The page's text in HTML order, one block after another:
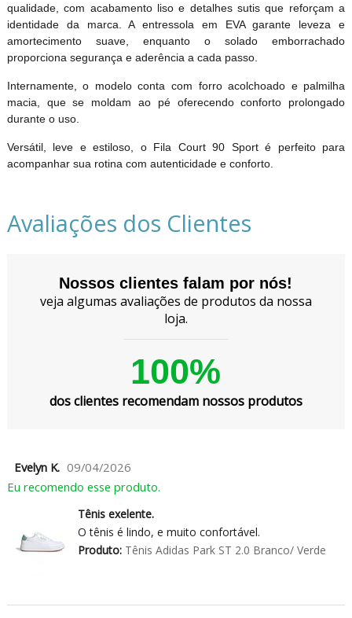
qualidade, com acabamento liso e detalhes sutis que reforçam a
identidade da marca. A entressola em EVA garante leveza e
amortecimento suave, enquanto o solado emborrachado
proporciona segurança e aderência a cada passo.
Internamente, o modelo conta com forro acolchoado e palmilha
macia, que se moldam ao pé oferecendo conforto prolongado
durante o uso.
Versátil, leve e estiloso, o Fila Court 90 Sport é perfeito para
acompanhar sua rotina com autenticidade e conforto.
Avaliações dos Clientes
Nossos clientes falam por nós!
veja algumas avaliações de produtos da nossa
loja.
100%
dos clientes recomendam nossos produtos
Evelyn K. 09/04/2026
Eu recomendo esse produto.
Tênis exelente.
O tênis é lindo, e muito confortável.
Produto:Tênis Adidas Park ST 2.0 Branco/ Verde